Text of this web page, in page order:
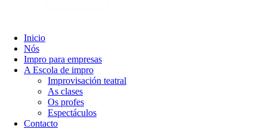
Inicio
Nós
Impro para empresas
A Escola de impro
Improvisación teatral
As clases
Os profes
Espectáculos
Contacto